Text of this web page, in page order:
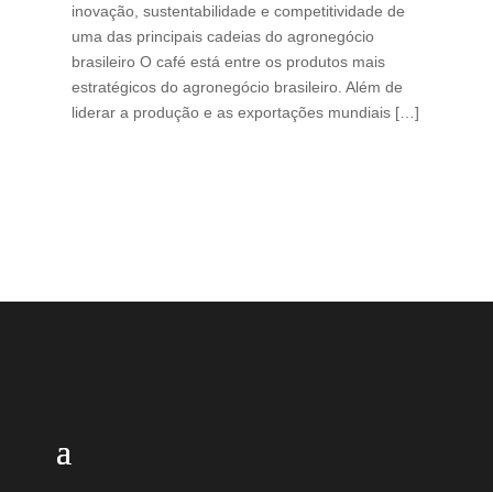
inovação, sustentabilidade e competitividade de
uma das principais cadeias do agronegócio
brasileiro O café está entre os produtos mais
estratégicos do agronegócio brasileiro. Além de
liderar a produção e as exportações mundiais […]